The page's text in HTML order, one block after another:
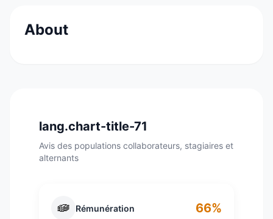
About
communication mondial et emploie environ 179
000 personnes dans 3 000 bureaux à travers 111
pays.
lang.chart-title-71
Avis des populations collaborateurs, stagiaires et
alternants
Rémunération 66%